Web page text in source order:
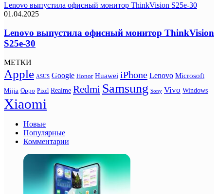
Lenovo выпустила офисный монитор ThinkVision S25e-30
01.04.2025
Lenovo выпустила офисный монитор ThinkVision
S25e-30
МЕТКИ
Apple ASUS Google Honor Huawei iPhone Lenovo Microsoft
Mijia Oppo Pixel Realme Redmi Samsung Sony Vivo Windows
Xiaomi
Новые
Популярные
Комментарии